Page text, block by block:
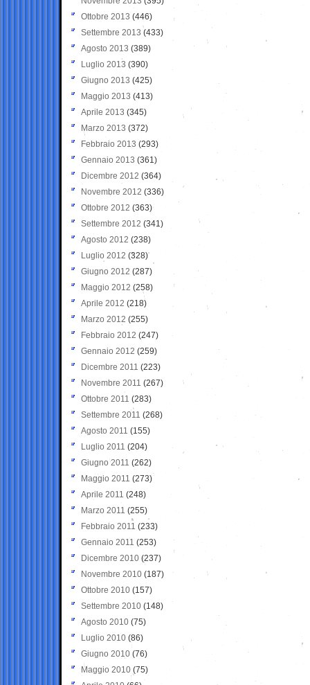
Ottobre 2013 (446)
Settembre 2013 (433)
Agosto 2013 (389)
Luglio 2013 (390)
Giugno 2013 (425)
Maggio 2013 (413)
Aprile 2013 (345)
Marzo 2013 (372)
Febbraio 2013 (293)
Gennaio 2013 (361)
Dicembre 2012 (364)
Novembre 2012 (336)
Ottobre 2012 (363)
Settembre 2012 (341)
Agosto 2012 (238)
Luglio 2012 (328)
Giugno 2012 (287)
Maggio 2012 (258)
Aprile 2012 (218)
Marzo 2012 (255)
Febbraio 2012 (247)
Gennaio 2012 (259)
Dicembre 2011 (223)
Novembre 2011 (267)
Ottobre 2011 (283)
Settembre 2011 (268)
Agosto 2011 (155)
Luglio 2011 (204)
Giugno 2011 (262)
Maggio 2011 (273)
Aprile 2011 (248)
Marzo 2011 (255)
Febbraio 2011 (233)
Gennaio 2011 (253)
Dicembre 2010 (237)
Novembre 2010 (187)
Ottobre 2010 (157)
Settembre 2010 (148)
Agosto 2010 (75)
Luglio 2010 (86)
Giugno 2010 (76)
Maggio 2010 (75)